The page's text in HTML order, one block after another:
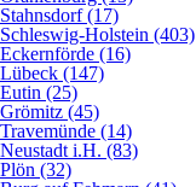
Stahnsdorf (17)
Schleswig-Holstein (403)
Eckernförde (16)
Lübeck (147)
Eutin (25)
Grömitz (45)
Travemünde (14)
Neustadt i.H. (83)
Plön (32)